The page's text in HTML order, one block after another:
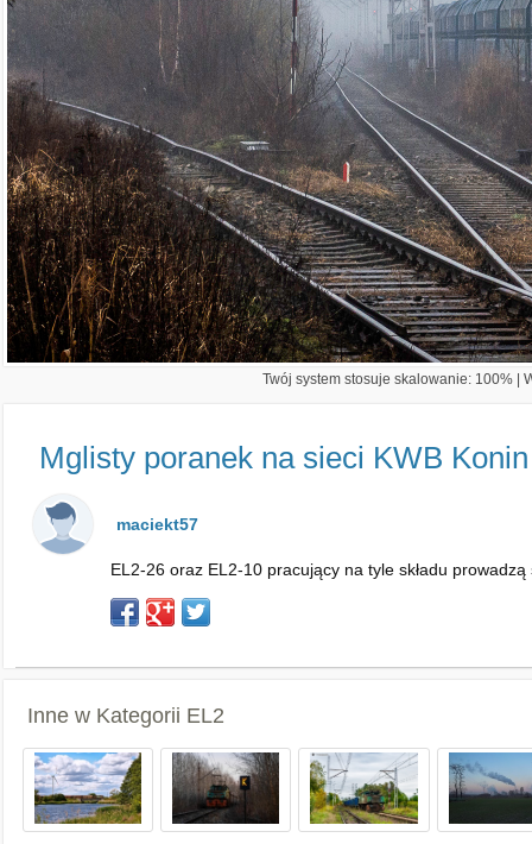
Twój system stosuje skalowanie: 100% |
Mglisty poranek na sieci KWB Konin
maciekt57
EL2-26 oraz EL2-10 pracujący na tyle składu
Inne w Kategorii EL2